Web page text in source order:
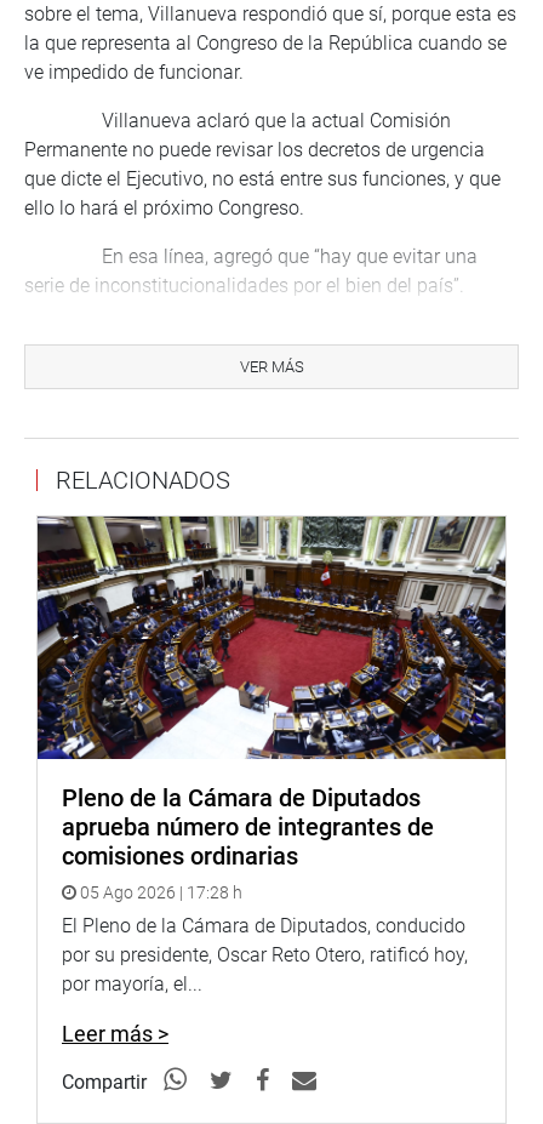
sobre el tema, Villanueva respondió que sí, porque esta es
la que representa al Congreso de la República cuando se
ve impedido de funcionar.
Villanueva aclaró que la actual Comisión
Permanente no puede revisar los decretos de urgencia
que dicte el Ejecutivo, no está entre sus funciones, y que
ello lo hará el próximo Congreso.
En esa línea, agregó que “hay que evitar una
serie de inconstitucionalidades por el bien del país”.
congresales del próximo año, explicó que “quisiéramos
que no solo fueran en elecciones parlamentarias, sino
Sobre el pedido del Defensor del Pueblo, Walter
Gutiérrez, para que sea el propio presidente de la
República, Martín Vizcarra, quien plantee la demanda
competencial ante el Tribunal Constitucional, Villanueva
expresó: “Debiera hacerlo. Hay voces no solo nacionales,
sino también internacionales que hablan de la necesidad
de resolver esta situación cuanto antes”.
Sin embargo, finalizó expresando que si el
presidente de la República “tuviera una actitud de respeto
tomar la decisión de disolver el Congreso
inconstitucionalmente, como ha ocurrido”.
PRENSA CONGRESO
VER MÁS
RELACIONADOS
Pleno de la Cámara de Diputados
aprueba número de integrantes de
comisiones ordinarias
05 Ago 2026 | 17:28 h
El Pleno de la Cámara de Diputados, conducido
por su presidente, Oscar Reto Otero, ratificó hoy,
por mayoría, el...
Leer más >
Compartir